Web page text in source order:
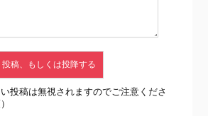
投稿は無視されますのでご注意くださ